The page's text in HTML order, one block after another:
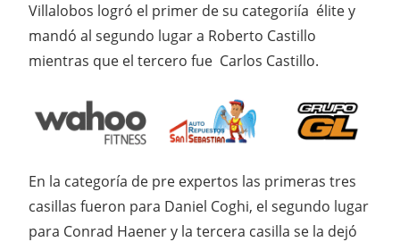
Villalobos logró el primer de su categoriía élite y
mandó al segundo lugar a Roberto Castillo
mientras que el tercero fue Carlos Castillo.
En la categoría de pre expertos las primeras tres
casillas fueron para Daniel Coghi, el segundo lugar
para Conrad Haener y la tercera casilla se la dejó